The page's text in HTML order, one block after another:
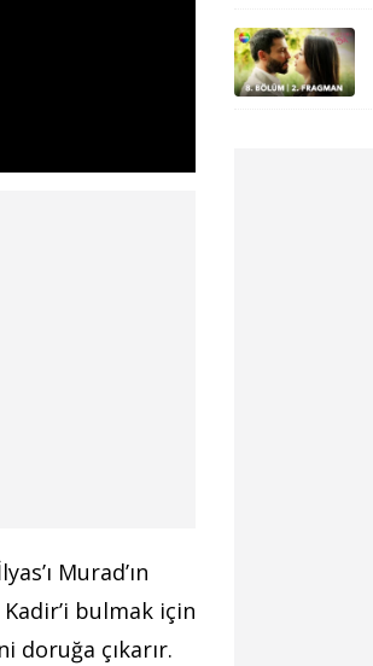
Murad’ın
bulmak için
doruğa çıkarır.